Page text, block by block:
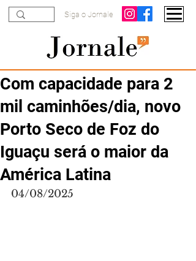
Siga o Jornale
Com capacidade para 2
mil caminhões/dia, novo
Porto Seco de Foz do
Iguaçu será o maior da
América Latina
04/08/2025